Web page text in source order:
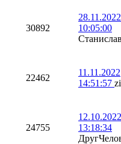
30892
28.11.2022
10:05:00
22462
11.11.2022
14:51:57
24755
12.10.2022
13:18:34